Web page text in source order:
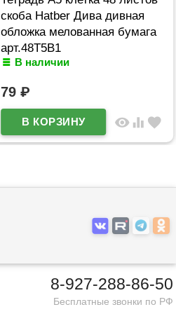
скоба Hatber Дива дивная
обложка мелованная бумага
арт.48Т5В1
В наличии
79₽
visibility equalizer favorite
8-927-288-86-50
Бесплатные звонки по РФ